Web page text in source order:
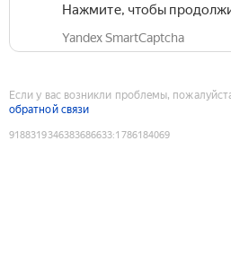
Нажмите, чтобы
Yandex SmartCaptcha
Если у вас возникли проблемы,
обратной связи
9188319346383686633:1786184069